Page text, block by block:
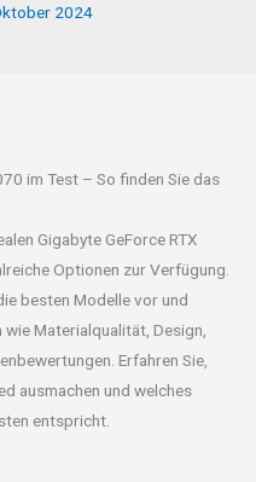
2024
im Test – So finden Sie das
Gigabyte GeForce RTX
Optionen zur Verfügung.
besten Modelle vor und
Materialqualität, Design,
Erfahren Sie,
ausmachen und welches
entspricht.